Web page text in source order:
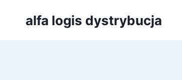
alfa logis dystrybucja